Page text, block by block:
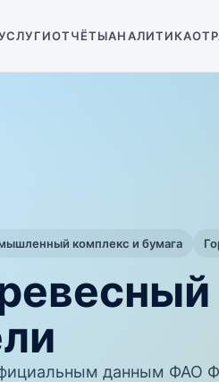
ОТЧЁТЫАНАЛИТИКА
комплекс и бумага
данным ФАО